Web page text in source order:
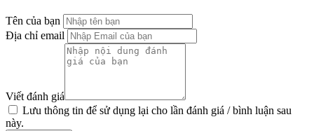
Tên của bạn
Địa chỉ email
Viết đánh giá
Lưu thông tin để sử dụng lại cho lần đánh giá / bình luận sau
này.